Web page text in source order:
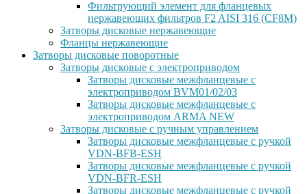
Фильтрующий элемент для фланцевых
нержавеющих фильтров F2 AISI 316 (CF8M)
Затворы дисковые нержавеющие
Фланцы нержавеющие
Затворы дисковые поворотные
Затворы дисковые с электроприводом
Затворы дисковые межфланцевые с
электроприводом BVM01/02/03
Затворы дисковые межфланцевые с
электроприводом ARMA NEW
Затворы дисковые с ручным управлением
Затворы дисковые межфланцевые с ручкой
VDN-BFB-ESH
Затворы дисковые межфланцевые с ручкой
VDN-BFR-ESH
Затворы дисковые межфланцевые с ручкой